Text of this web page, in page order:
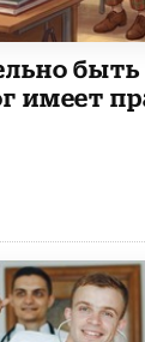
имеет